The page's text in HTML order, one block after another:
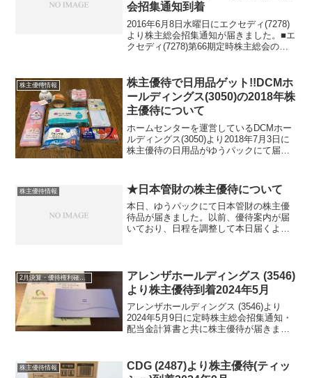
会招集通知到着
2016年6月8日水曜日にエクセディ(7278)
より株主総会招集通知が届きました。■エ
クセディ(7278)第66期定時株主総会の開
本社最寄り駅：寝屋川市お土産に...
株主優待情報
株主優待で日用品ゲット!!DCMホ
ールディングス(3050)の2018年株
主優待について
ホームセンターを運営しているDCMホー
ルディングス(3050)より2018年7月3日に
株主優待の日用品がゆうパックにて届き
ホールディングス(3050)の株主優待につ
い...
株主優待情報 ★日本管財の株主優待について
本日、ゆうパックにて日本管財の株主優
待品が届きました。以前、優待案内が届
いており、日程を調整して本日届くよう
や・・・入れ物は木ではな...
2月決算・優待権利確定銘柄
アレンザホールディングス (3546)
より株主優待到着2024年5月
アレンザホールディングス (3546)より
2024年5月9日に定時株主総会招集通知・
配当金計算書と共に株主優待が届きまし
ィングス (3546)について 銘柄紹介ま
ず...
株主優待情報
CDG (2487)より株主優待(ティッ